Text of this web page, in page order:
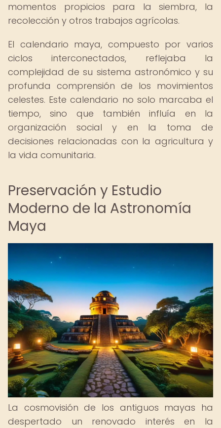
momentos propicios para la siembra, la
recolección y otros trabajos agrícolas.
El calendario maya, compuesto por varios
ciclos interconectados, reflejaba la
complejidad de su sistema astronómico y su
profunda comprensión de los movimientos
celestes. Este calendario no solo marcaba el
tiempo, sino que también influía en la
organización social y en la toma de
decisiones relacionadas con la agricultura y
la vida comunitaria.
Preservación y Estudio
Moderno de la Astronomía
Maya
La cosmovisión de los antiguos mayas ha
despertado un renovado interés en la